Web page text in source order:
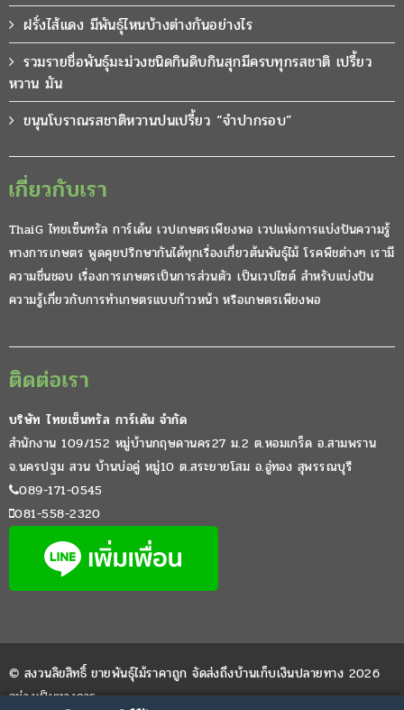
ฝรั่งไส้แดง มีพันธุ์ไหนบ้างต่างกันอย่างไร
รวมรายชื่อพันธุ์มะม่วงชนิดกินดิบกินสุกมีครบทุกรสชาติ เปรี้ยว
หวาน มัน
ขนุนโบราณรสชาติหวานปนเปรี้ยว “จำปากรอบ”
เกี่ยวกับเรา
ThaiG ไทยเซ็นทรัล การ์เด้น เวปเกษตรเพียงพอ เวปแห่งการแบ่งปันความรู้
ทางการเกษตร พูดคุยปรึกษากันได้ทุกเรื่องเกี่ยวต้นพันธุ์ไม้ โรคพืชต่างๆ เรามี
ความชื่นชอบ เรื่องการเกษตรเป็นการส่วนตัว เป็นเวปไซต์ สำหรับแบ่งปัน
ความรู้เกี่ยวกับการทำเกษตรแบบก้าวหน้า หรือเกษตรเพียงพอ
ติดต่อเรา
บริษัท ไทยเซ็นทรัล การ์เด้น จำกัด
สำนักงาน 109/152 หมู่บ้านกฤษดานคร27 ม.2 ต.หอมเกร็ด อ.สามพราน
จ.นครปฐม สวน บ้านบ่อคู่ หมู่10 ต.สระยายโสม อ.อู่ทอง สุพรรณบุรี
089-171-0545
081-558-2320
© สงวนลิขสิทธิ์ ขายพันธุ์ไม้ราคาถูก จัดส่งถึงบ้านเก็บเงินปลายทาง 2026
อย่างเป็นทางการ